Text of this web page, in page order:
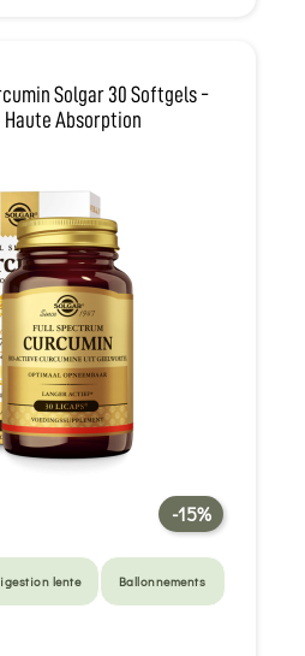
Solgar 30 Softgels -
Haute Absorption
-15%
lente Ballonnements